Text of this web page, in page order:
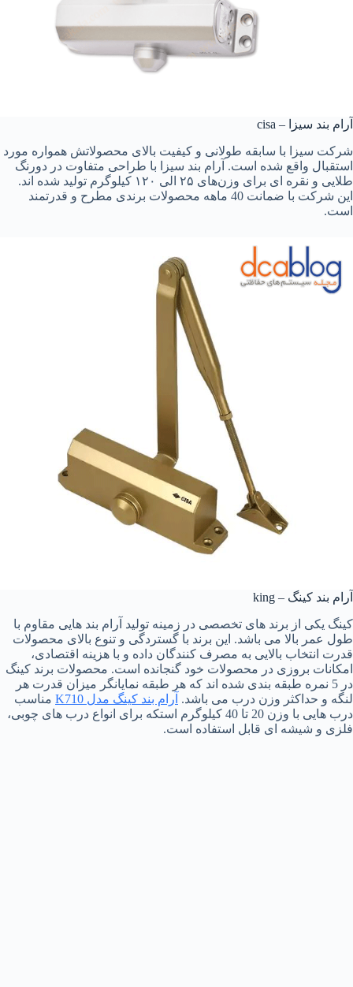
آرام بند سیزا – cisa
شرکت سیزا با سابقه طولانی و کیفیت بالای محصولاتش همواره مورد
استقبال واقع شده است. آرام بند سیزا با طراحی متفاوت در دورنگ
طلایی و نقره ای برای وزن‌های ۲۵ الی ۱۲۰ کیلوگرم تولید شده اند.
این شرکت با ضمانت 40 ماهه محصولات برندی مطرح و قدرتمند
است.
آرام بند کینگ – king
کینگ یکی از برند های تخصصی در زمینه تولید آرام بند هایی مقاوم با
طول عمر بالا می باشد. این برند با گستردگی و تنوع بالای محصولات
قدرت انتخاب بالایی به مصرف کنندگان داده و با هزینه اقتصادی،
امکانات بروزی در محصولات خود گنجانده است. محصولات برند کینگ
در 5 نمره طبقه بندی شده اند که هر طبقه نمایانگر میزان قدرت هر
لنگه و حداکثر وزن درب می باشد. آرام بند کینگ مدل K710
مناسب
درب هایی با وزن 20 تا 40 کیلوگرم استکه برای انواع درب های چوبی،
فلزی و شیشه ای قابل استفاده است.